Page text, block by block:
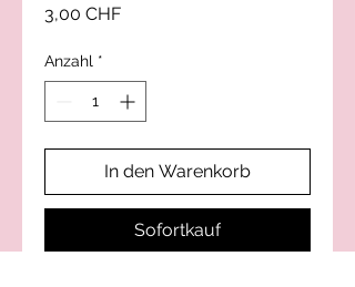
3,00 CHFPreis
Anzahl *
In den Warenkorb
Sofortkauf